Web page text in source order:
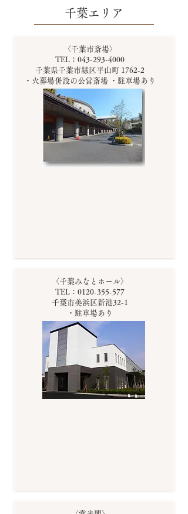
千葉エリア
〈千葉市斎場〉
TEL：043-293-4000
千葉県千葉市緑区平山町 1762-2
・火葬場併設の公営斎場 ・駐車場あり
〈千葉みなとホール〉
TEL：0120-355-577
千葉市美浜区新港32-1
・駐車場あり